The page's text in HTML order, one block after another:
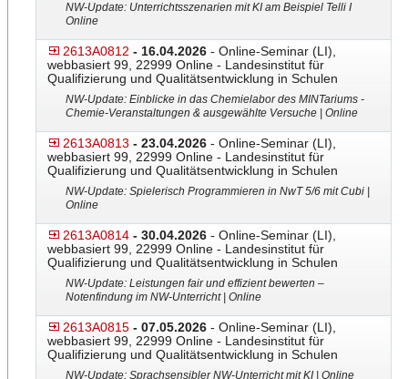
NW-Update: Unterrichtsszenarien mit KI am Beispiel Telli I
Online
2613A0812 - 16.04.2026 - Online-Seminar (LI),
webbasiert 99, 22999 Online - Landesinstitut für
Qualifizierung und Qualitätsentwicklung in Schulen
NW-Update: Einblicke in das Chemielabor des MINTariums -
Chemie-Veranstaltungen & ausgewählte Versuche | Online
2613A0813 - 23.04.2026 - Online-Seminar (LI),
webbasiert 99, 22999 Online - Landesinstitut für
Qualifizierung und Qualitätsentwicklung in Schulen
NW-Update: Spielerisch Programmieren in NwT 5/6 mit Cubi |
Online
2613A0814 - 30.04.2026 - Online-Seminar (LI),
webbasiert 99, 22999 Online - Landesinstitut für
Qualifizierung und Qualitätsentwicklung in Schulen
NW-Update: Leistungen fair und effizient bewerten –
Notenfindung im NW-Unterricht | Online
2613A0815 - 07.05.2026 - Online-Seminar (LI),
webbasiert 99, 22999 Online - Landesinstitut für
Qualifizierung und Qualitätsentwicklung in Schulen
NW-Update: Sprachsensibler NW-Unterricht mit KI | Online